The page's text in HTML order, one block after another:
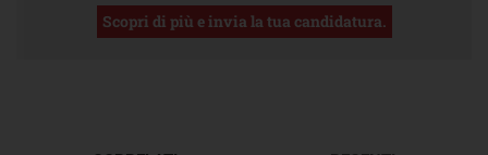
Scopri di più e invia la tua candidatura.